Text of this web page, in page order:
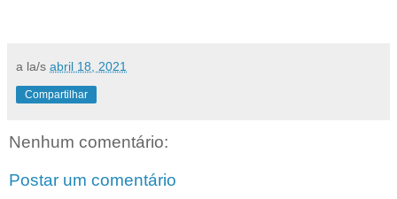
a la/s abril 18, 2021
Compartilhar
Nenhum comentário:
Postar um comentário